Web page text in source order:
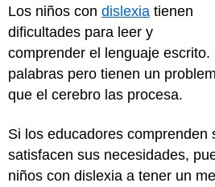
Los niños con dislexia tienen
dificultades para leer y
comprender el lenguaje
palabras pero tienen un
que el cerebro las procesa.
Si los educadores comprenden
satisfacen sus necesidades,
niños con dislexia a tener un